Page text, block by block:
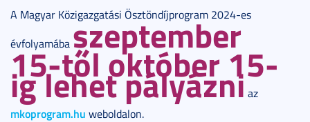
A Magyar Közigazgatási Ösztöndíjprogram 2024-es
évfolyamábaszeptember
15-től október 15-
ig lehet pályázni az
mkoprogram.hu weboldalon.